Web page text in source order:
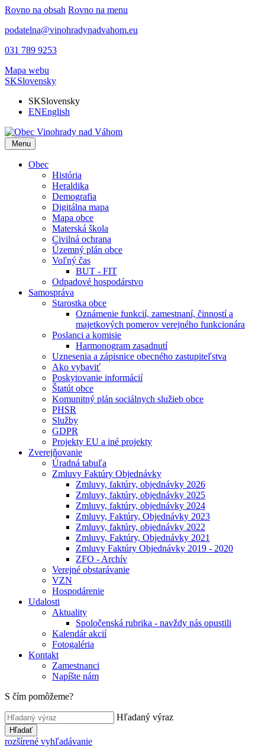
Rovno na obsah Rovno na menu
podatelna@vinohradynadvahom.eu
031 789 9253
Mapa webu
SKSlovensky
SKSlovensky
ENEnglish
Menu
Obec
História
Heraldika
Demografia
Digitálna mapa
Mapa obce
Materská škola
Civilná ochrana
Územný plán obce
Voľný čas
BUT - FIT
Odpadové hospodárstvo
Samospráva
Starostka obce
Oznámenie funkcií, zamestnaní, činností a
majetkových pomerov verejného funkcionára
Poslanci a komisie
Harmonogram zasadnutí
Uznesenia a zápisnice obecného zastupiteľstva
Ako vybaviť
Poskytovanie informácií
Štatút obce
Komunitný plán sociálnych služieb obce
PHSR
Služby
GDPR
Projekty EU a iné projekty
Zverejňovanie
Úradná tabuľa
Zmluvy Faktúry Objednávky
Zmluvy, faktúry, objednávky 2026
Zmluvy, faktúry, objednávky 2025
Zmluvy, faktúry, objednávky 2024
Zmluvy, Faktúry, Objednávky 2023
Zmluvy, faktúry, objednávky 2022
Zmluvy, Faktúry, Objednávky 2021
Zmluvy Faktúry Objednávky 2019 - 2020
ZFO - Archív
Verejné obstarávanie
VZN
Hospodárenie
Udalosti
Aktuality
Spoločenská rubrika - navždy nás opustili
Kalendár akcií
Fotogaléria
Kontakt
Zamestnanci
Napíšte nám
S čím pomôžeme?
Hľadaný výraz
Hľadať
rozšírené vyhľadávanie